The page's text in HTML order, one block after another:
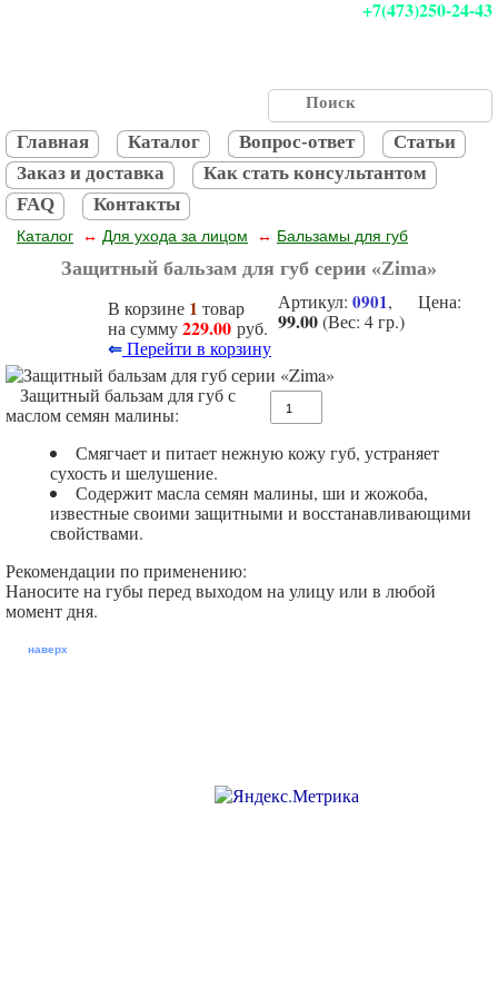
+7(473)250-24-43
Главная Каталог Вопрос-ответ
Статьи
Заказ и доставка
Как стать консультантом
FAQ
Контакты
Каталог ↔ Для ухода за лицом ↔ Бальзамы для губ
Защитный бальзам для губ серии «Zima»
В корзине 1 товар
на сумму229.00 руб.
⇐Перейти в корзину
Артикул: 0901, Цена:
99.00(Вес: 4 гр.)
Защитный бальзам для губ с
маслом семян малины:
Смягчает и питает нежную кожу губ, устраняет
сухость и шелушение.
Содержит масла семян малины, ши и жожоба,
известные своими защитными и восстанавливающими
свойствами.
Рекомендации по применению:
Наносите на губы перед выходом на улицу или в любой
момент дня.
наверх